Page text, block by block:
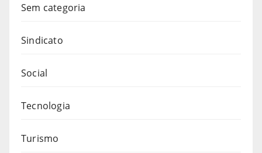
Sem categoria
Sindicato
Social
Tecnologia
Turismo